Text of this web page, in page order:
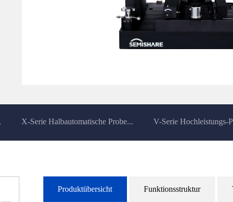
X-Serie Halbautomatische Probe... V-Serie Hochleistungs-
Produktübersicht Funktionsstruktur